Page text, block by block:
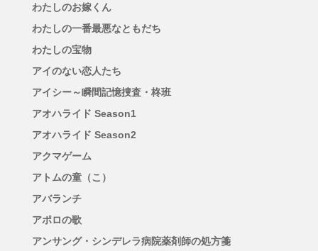
わたしのお嫁くん
わたしの一番最悪なともだち
わたしの宝物
アイのない恋人たち
アイシー～瞬間記憶捜査・柊班
アオハライド Season1
アオハライド Season2
アクマゲーム
アトムの童（こ）
アバランチ
アポロの歌
アンサング・シンデレラ病院薬剤師の処方箋